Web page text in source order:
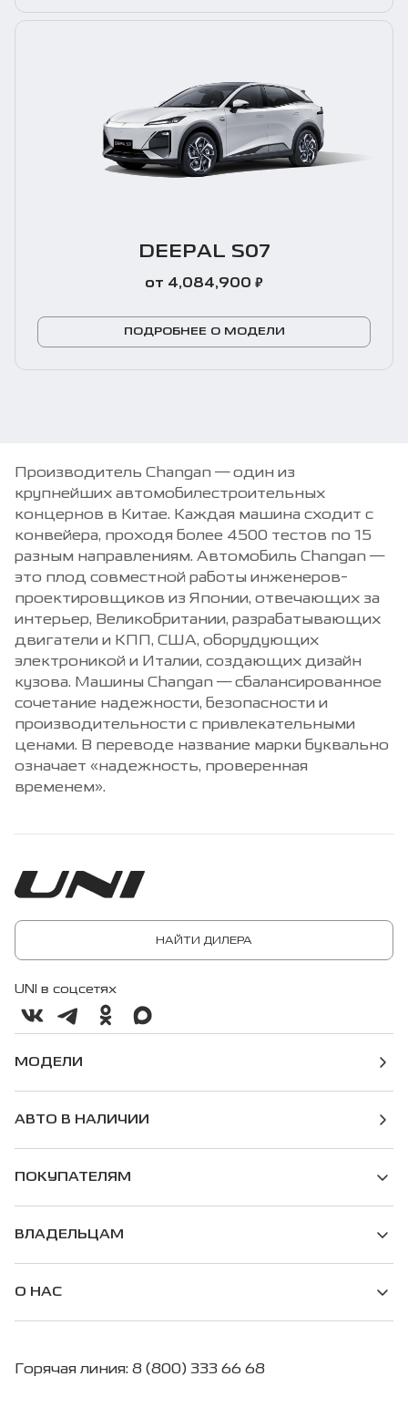
DEEPAL S07
от 4,084,900 ₽
ПОДРОБНЕЕ О МОДЕЛИ
Производитель Changan — один из
крупнейших автомобилестроительных
концернов в Китае. Каждая машина сходит с
конвейера, проходя более 4500 тестов по 15
разным направлениям. Автомобиль Changan —
это плод совместной работы инженеров-
проектировщиков из Японии, отвечающих за
интерьер, Великобритании, разрабатывающих
двигатели и КПП, США, оборудующих
электроникой и Италии, создающих дизайн
кузова. Машины Changan — сбалансированное
сочетание надежности, безопасности и
производительности с привлекательными
ценами. В переводе название марки буквально
означает «надежность, проверенная
временем».
НАЙТИ ДИЛЕРА
UNI в соцсетях
МОДЕЛИ
АВТО В НАЛИЧИИ
ПОКУПАТЕЛЯМ
ВЛАДЕЛЬЦАМ
О НАС
Горячая линия: 8 (800) 333 66 68